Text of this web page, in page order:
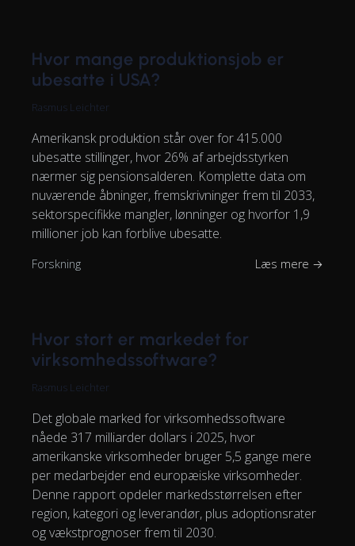
Hvor mange produktionsjob er
ubesatte i USA?
Rasmus Leichter
Amerikansk produktion står over for 415.000
ubesatte stillinger, hvor 26% af arbejdsstyrken
nærmer sig pensionsalderen. Komplette data om
nuværende åbninger, fremskrivninger frem til 2033,
sektorspecifikke mangler, lønninger og hvorfor 1,9
millioner job kan forblive ubesatte.
Forskning Læs mere →
Hvor stort er markedet for
virksomhedssoftware?
Rasmus Leichter
Det globale marked for virksomhedssoftware
nåede 317 milliarder dollars i 2025, hvor
amerikanske virksomheder bruger 5,5 gange mere
per medarbejder end europæiske virksomheder.
Denne rapport opdeler markedsstørrelsen efter
region, kategori og leverandør, plus adoptionsrater
og vækstprognoser frem til 2030.